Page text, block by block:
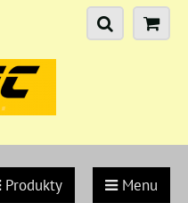
Produkty Menu